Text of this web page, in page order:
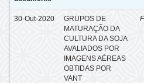
30-Out-2020
GRUPOS DE
MATURAÇÃO DA
CULTURA DA SOJA
AVALIADOS POR
IMAGENS AÉREAS
OBTIDAS POR
VANT